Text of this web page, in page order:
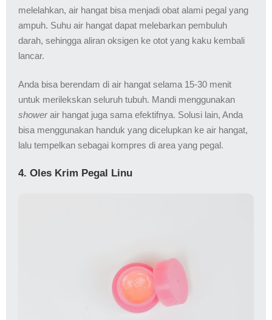
melelahkan, air hangat bisa menjadi obat alami pegal yang
ampuh. Suhu air hangat dapat melebarkan pembuluh
darah, sehingga aliran oksigen ke otot yang kaku kembali
lancar.
Anda bisa berendam di air hangat selama 15-30 menit
untuk merilekskan seluruh tubuh. Mandi menggunakan
showerair hangat juga sama efektifnya. Solusi lain, Anda
bisa menggunakan handuk yang dicelupkan ke air hangat,
lalu tempelkan sebagai kompres di area yang pegal.
4. Oles Krim Pegal Linu